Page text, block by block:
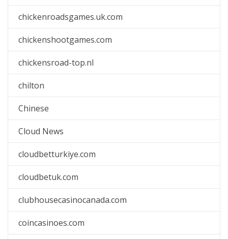
chickenroadsgames.uk.com
chickenshootgames.com
chickensroad-top.nl
chilton
Chinese
Cloud News
cloudbetturkiye.com
cloudbetuk.com
clubhousecasinocanada.com
coincasinoes.com